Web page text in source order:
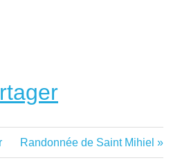
Next
Post:
Randonnée de Saint Mihiel